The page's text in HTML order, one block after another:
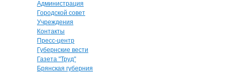
Администрация
Городской совет
Учреждения
Контакты
Пресс-центр
Губернские вести
Газета "Труд"
Брянская губерния